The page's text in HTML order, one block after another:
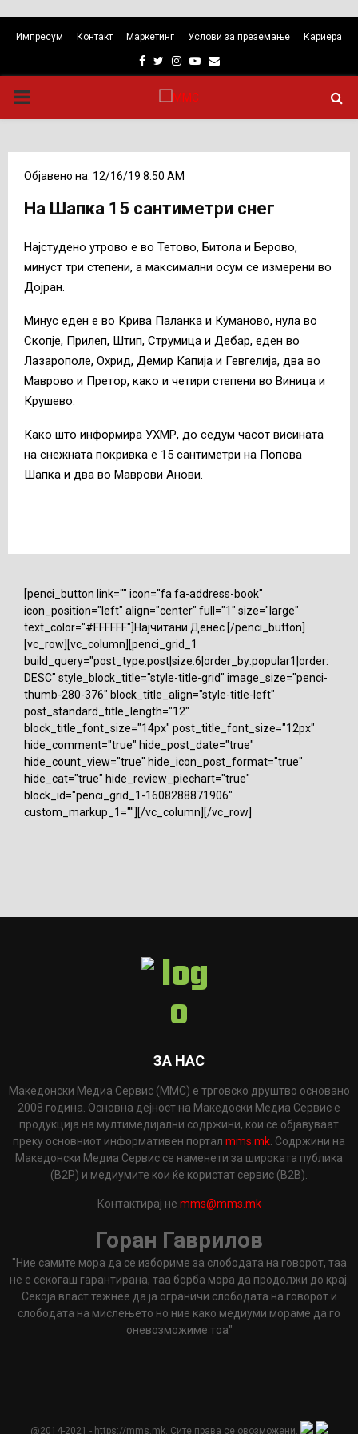
Импресум Контакт Маркетинг Услови за преземање Кариера
Facebook
TwitterInstagram
Youtube
Email
PRIMARY
Објавено на: 12/16/19 8:50 AM
На Шапка 15 сантиметри снег
Најстудено утрово е во Тетово, Битола и Берово,
минуст три степени, а максимални осум се измерени во
Дојран.
Минус еден е во Крива Паланка и Куманово, нула во
Скопје, Прилеп, Штип, Струмица и Дебар, еден во
Лазарополе, Охрид, Демир Капија и Гевгелија, два во
Маврово и Претор, како и четири степени во Виница и
Крушево.
Како што информира УХМР, до седум часот висината
на снежната покривка е 15 сантиметри на Попова
Шапка и два во Маврови Анови.
[penci_button link="" icon="fa fa-address-book"
icon_position="left" align="center" full="1" size="large"
text_color="#FFFFFF"]Најчитани Денес [/penci_button]
[vc_row][vc_column][penci_grid_1
build_query="post_type:post|size:6|order_by:popular1|order:
DESC" style_block_title="style-title-grid" image_size="penci-
thumb-280-376" block_title_align="style-title-left"
post_standard_title_length="12"
block_title_font_size="14px" post_title_font_size="12px"
hide_comment="true" hide_post_date="true"
hide_count_view="true" hide_icon_post_format="true"
hide_cat="true" hide_review_piechart="true"
block_id="penci_grid_1-1608288871906"
custom_markup_1=""][/vc_column][/vc_row]
ЗА НАС
Македонски Медиа Сервис (ММС) е трговско друштво основано
2008 година. Основна дејност на Македоски Медиа Сервис е
продукција на мултимедијални содржини, кои се објавуваат
преку основниот информативен портал mms.mk . Содржини на
Македонски Медиа Сервис се наменети за широката публика
(B2P) и медиумите кои ќе користат сервис (B2B).
Контактирај не mms@mms.mk
Горан Гаврилов
"Ние самите мора да се избориме за слободата на говорот, таа
не е секогаш гарантирана, таа борба мора да продолжи до крај.
Секоја власт тежнее да ја ограничи слободата на говорот и
слободата на мислењето но ние како медиуми мораме да го
оневозможиме тоа"
@2014-2021 - https://mms.mk. Сите права се овозможени.